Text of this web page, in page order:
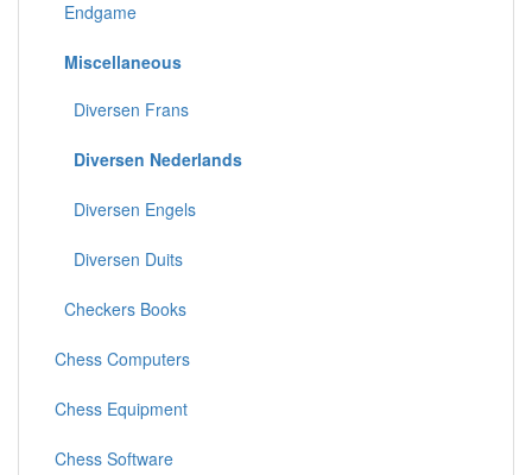
Endgame
Miscellaneous
Diversen Frans
Diversen Nederlands
Diversen Engels
Diversen Duits
Checkers Books
Chess Computers
Chess Equipment
Chess Software